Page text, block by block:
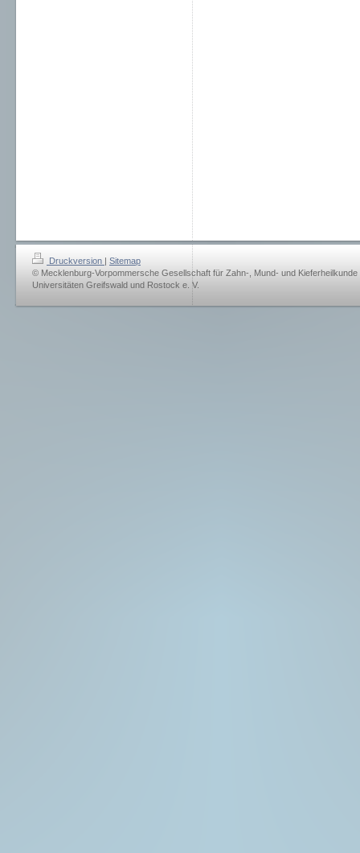
Druckversion
Sitemap
© Mecklenburg-Vorpommersche Gesellschaft für Zahn-, Mund- und Kieferheilkunde
Universitäten Greifswald und Rostock e. V.